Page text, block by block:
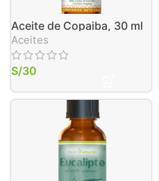
Aceite de Copaiba, 30 ml
Aceites
S/30